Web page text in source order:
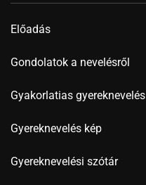
Előadás
Gondolatok a nevelésről
Gyakorlatias gyereknevelés
Gyereknevelés kép
Gyereknevelési szótár